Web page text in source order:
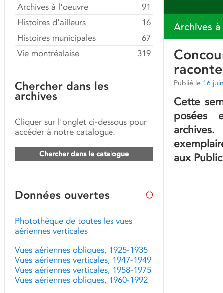
Archives
Publié le 16
Cette
posées
aux
Archives à l'oeuvre
91
Histoires d'ailleurs
16
Histoires municipales
67
Vie montréalaise
319
Chercher dans les
archives
Cliquer sur l'onglet ci-dessous pour
accéder à notre catalogue.
Chercher dans le catalogue
Données ouvertes
Photothèque de toutes les vues
aériennes verticales
Vues aériennes obliques, 1925-1935
Vues aériennes verticales, 1947-1949
Vues aériennes verticales, 1958-1975
Vues aériennes obliques, 1960-1992